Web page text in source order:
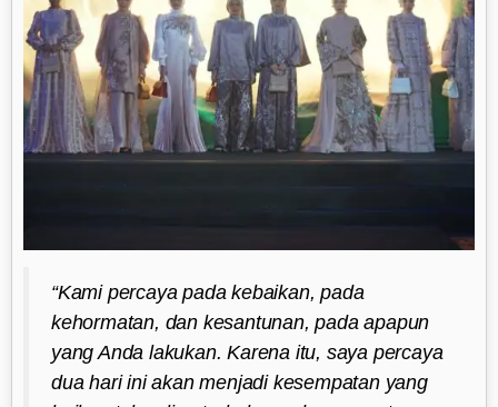
“Kami percaya pada kebaikan, pada
kehormatan, dan kesantunan, pada apapun
yang Anda lakukan. Karena itu, saya percaya
dua hari ini akan menjadi kesempatan yang